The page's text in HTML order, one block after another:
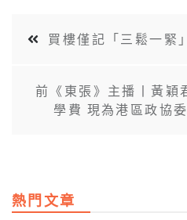
買樓僅記「三鬆一緊
前《東張》主播丨黃穎
學費 現為港區政協
熱門文章